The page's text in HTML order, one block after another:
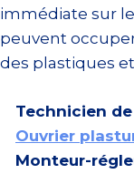
immédiate sur
peuvent
des plastiques
Technicien
Ouvrier
Monteur-